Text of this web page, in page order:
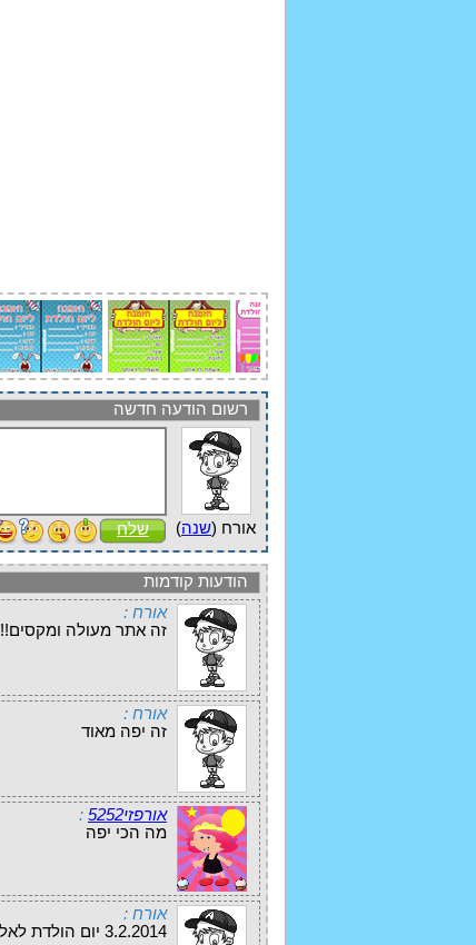
רשום הודעה חדשה
אורח (שנה) שלח
הודעות קודמות
אורח :
זה אתר מעולה ומקסים!!
אורח :
זה יפה מאוד
אורפזי5252 :
מה הכי יפה
אורח :
3.2.2014 יום הולדת לאליעזר שעה 7.30